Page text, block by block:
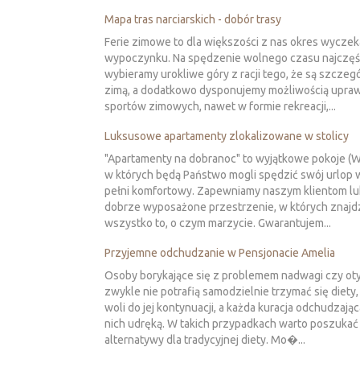
Mapa tras narciarskich - dobór trasy
Ferie zimowe to dla większości z nas okres
wypoczynku. Na spędzenie wolnego czasu
wybieramy urokliwe góry z racji tego, że są
zimą, a dodatkowo dysponujemy możliwością
sportów zimowych, nawet w formie rekreacji,...
Luksusowe apartamenty zlokalizowane w stolicy
"Apartamenty na dobranoc" to wyjątkowe pokoje
w których będą Państwo mogli spędzić swój urlop
pełni komfortowy. Zapewniamy naszym klientom
dobrze wyposażone przestrzenie, w których
wszystko to, o czym marzycie. Gwarantujem...
Przyjemne odchudzanie w Pensjonacie Amelia
Osoby borykające się z problemem nadwagi czy
zwykle nie potrafią samodzielnie trzymać się diety,
woli do jej kontynuacji, a każda kuracja
nich udręką. W takich przypadkach warto poszukać
alternatywy dla tradycyjnej diety. Mo�...